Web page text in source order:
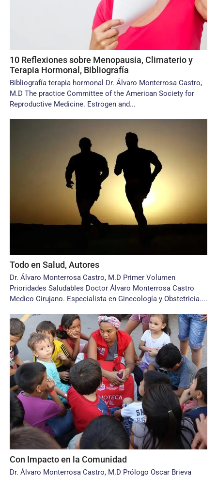
10 Reflexiones sobre Menopausia, Climaterio y
Terapia Hormonal, Bibliografía
Bibliografía terapia hormonal Dr. Álvaro Monterrosa Castro,
M.D The practice Committee of the American Society for
Reproductive Medicine. Estrogen and...
Todo en Salud, Autores
Dr. Álvaro Monterrosa Castro, M.D Primer Volumen
Prioridades Saludables Doctor Álvaro Monterrosa Castro
Medico Cirujano. Especialista en Ginecología y Obstetricia....
Con Impacto en la Comunidad
Dr. Álvaro Monterrosa Castro, M.D Prólogo Oscar Brieva